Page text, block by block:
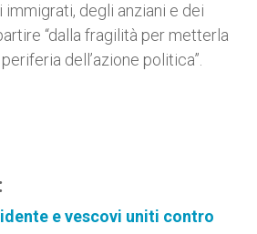
degli anziani e dei
“dalla fragilità per metterla
dell’azione politica”.
e vescovi uniti contro